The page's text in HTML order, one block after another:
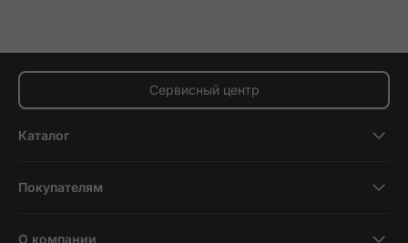
Сервисный центр
Каталог
Планшеты
Покупателям
О компании